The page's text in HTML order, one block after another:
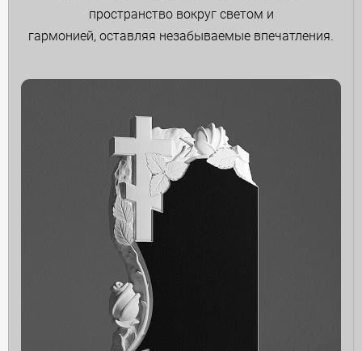
пространство вокруг светом и
гармонией, оставляя незабываемые впечатления.